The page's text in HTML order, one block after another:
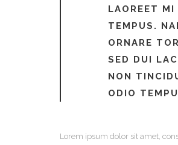
LAOREET MI
TEMPUS.
ORNARE
SED DUI
NON
ODIO
Lorem ipsum dolor sit amet,